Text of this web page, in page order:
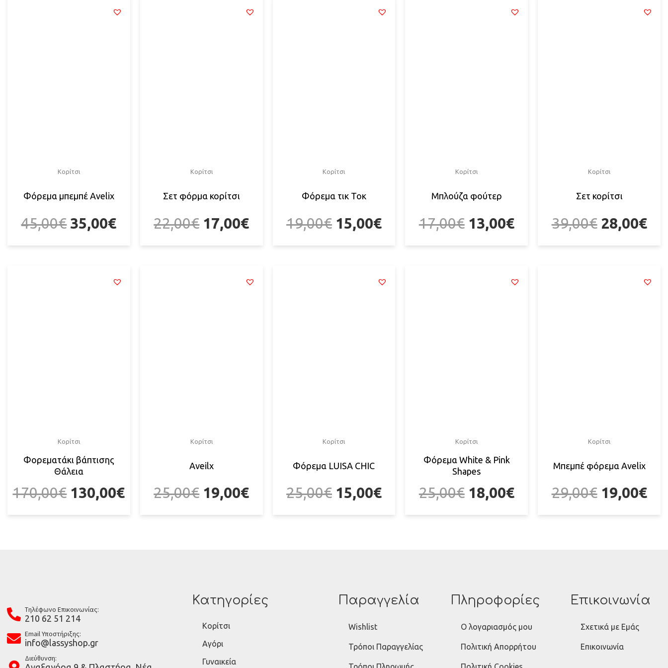
Κορίτσι
Φόρεμα μπεμπέ Αvelix
45,00€ 35,00€
Κορίτσι
Σετ φόρμα κορίτσι
22,00€ 17,00€
Κορίτσι
Φόρεμα τικ Τοκ
19,00€ 15,00€
Κορίτσι
Μπλούζα φούτερ
17,00€ 13,00€
Κορίτσι
Σετ κορίτσι
39,00€ 28,00€
Κορίτσι
Φορεματάκι βάπτισης
Θάλεια
170,00€ 130,00€
Κορίτσι
Αveilx
25,00€ 19,00€
Κορίτσι
Φόρεμα LUISA CHIC
25,00€ 15,00€
Κορίτσι
Φόρεμα White & Pink
Shapes
25,00€ 18,00€
Κορίτσι
Μπεμπέ φόρεμα Avelix
29,00€ 19,00€
Tηλέφωνο Επικοινωνίας:
210 62 51 214
Email Υποστήριξης:
info@lassyshop.gr
Διεύθυνση:
Κατηγορίες
Κορίτσι
Αγόρι
Γυναικεία
Παραγγελία
Wishlist
Τρόποι Παραγγελίας
Πληροφορίες
Ο λογαριασμός μου
Πολιτική Απορρήτου
Επικοινωνία
Σχετικά με Εμάς
Επικοινωνία